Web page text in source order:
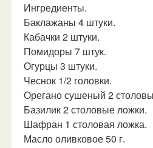
Ингредиенты.
Баклажаны 4 штуки.
Кабачки 2 штуки.
Помидоры 7 штук.
Огурцы 3 штуки.
Чеснок 1/2 головки.
Орегано сушеный 2
Базилик 2 столовые ложки.
Шафран 1 столовая ложка.
Масло оливковое 50 г.